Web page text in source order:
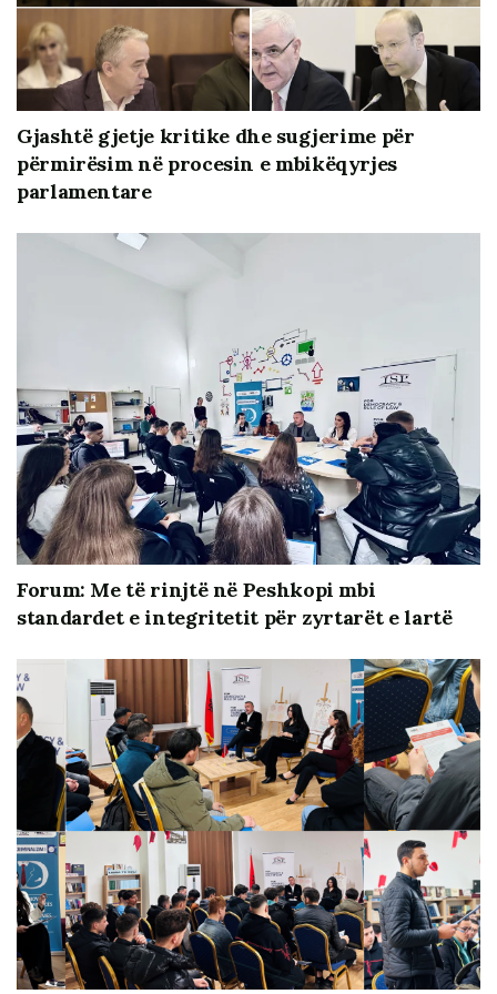
Ecja drejt një qeverisje sa më përfaqësuese dhe
raportet e mëparshme të ISP rezulton se bashkia
Tiranë në dallim nga bashkitë e tjera aplikon programe
specifike informimi publik, përfshirë aplikacioni Tirana
ime, por edhe ndërkohë mbetet në deficit në raport me
zbatimin rigoroz të kërkesave të ligjit për konsultimin
publik, programin e transparencës dhe përfaqësimin
qytetar në vendimmarrje.
Të rinjtë e gjimnazit “Sami Frashëri” diskutuan mbi
perceptimet dhe pritshmëritë e tyre ndaj qeverisjes
vendore, përvojat dhe nevojat që ata kanë, bilancin e
deritanishëm të qeverisje vendore në bashkinë Tiranë
dhe qarkun përkatës të Tiranës, cilësinë e shërbimeve
që ofrohen dhe mekanizmat sesi të rinjtë mund të kenë
zë më aktiv dhe më të rëndësishëm në proceset e
konsultimit dhe të vendimmarrjes lokale. Bashkë me të
Gjashtë gjetje kritike dhe sugjerime për
përmirësim në procesin e mbikëqyrjes
parlamentare
Forum: Me të rinjtë në Peshkopi mbi
standardet e integritetit për zyrtarët e lartë